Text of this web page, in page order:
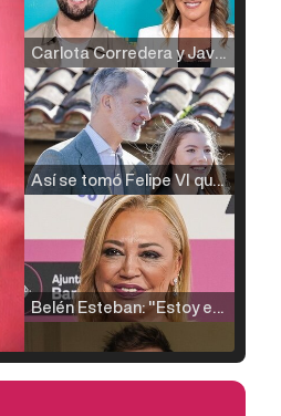
Carlota Corredera y Javier de Hoyos: "La tele tiene que representar al público también y aquí están todos los perfiles posibles&quo;
Así se tomó Felipe VI que la Infanta Sofía no quisiera recibir formación militar
Belén Esteban: "Estoy emocionada, muy contenta y muy feliz por llegar a RTVE"